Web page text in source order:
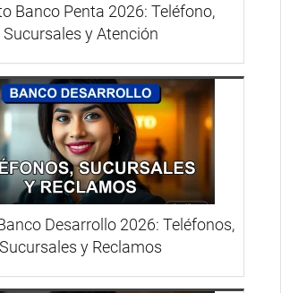
Banco Penta 2026: Teléfono,
Sucursales y Atención
Desarrollo 2026: Teléfonos,
Sucursales y Reclamos